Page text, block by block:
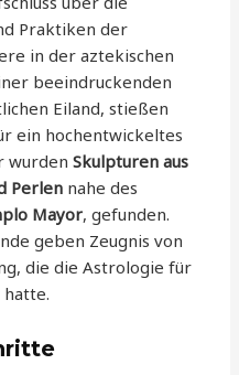
Praktiken der
in der aztekischen
beeindruckenden
Eiland, stießen
ein hochentwickeltes
wurdenSkulpturen aus
Perlen nahe des
Mayor, gefunden.
geben Zeugnis von
die die Astrologie für
hatte.